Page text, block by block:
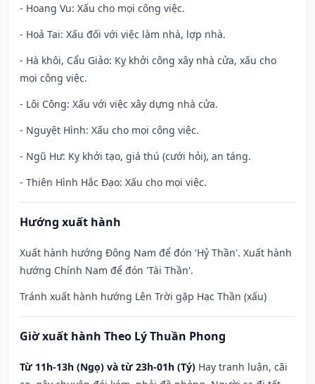
- Hoang Vu: Xấu cho mọi công việc.
- Hoả Tai: Xấu đối với việc làm nhà, lợp nhà.
- Hà khôi, Cẩu Giảo: Kỵ khởi công xây nhà cửa, xấu cho
mọi công việc.
- Lôi Công: Xấu với việc xây dựng nhà cửa.
- Nguyệt Hình: Xấu cho mọi công việc.
- Ngũ Hư: Kỵ khởi tạo, giá thú (cưới hỏi), an táng.
- Thiên Hình Hắc Đạo: Xấu cho mọi việc.
Hướng xuất hành
Xuất hành hướng Đông Nam để đón 'Hỷ Thần'. Xuất hành
hướng Chính Nam để đón 'Tài Thần'.
Tránh xuất hành hướng Lên Trời gặp Hạc Thần (xấu)
Giờ xuất hành Theo Lý Thuần Phong
Từ 11h-13h (Ngọ) và từ 23h-01h (Tý) Hay tranh luận, cãi